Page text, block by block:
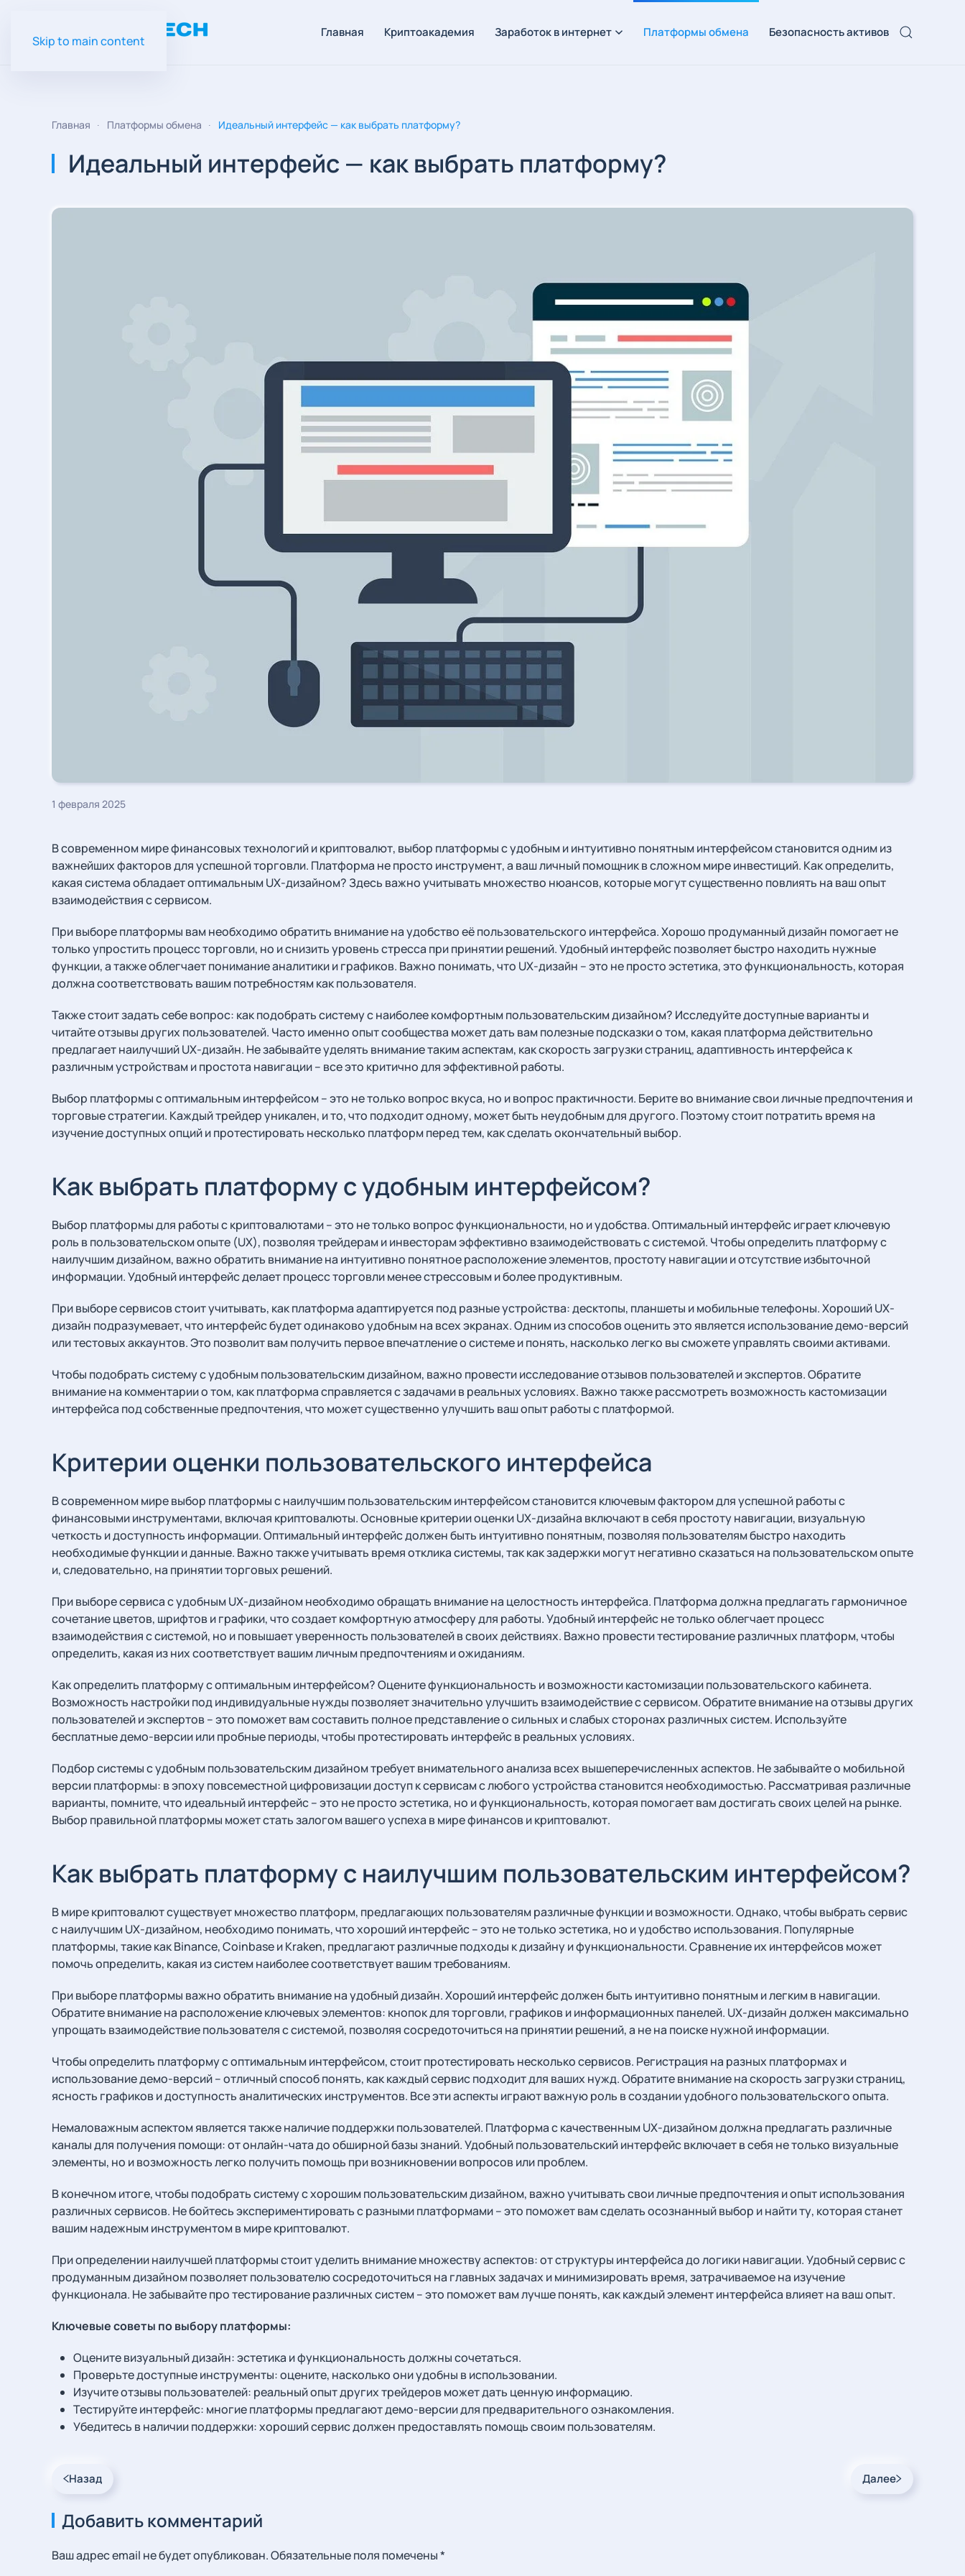
Skip to main content
Главная Криптоакадемия Заработок в интернет Платформы обмена Безопасность активов
Главная Платформы обмена Идеальный интерфейс — как выбрать платформу?
Идеальный интерфейс — как выбрать платформу?
1 февраля 2025
В современном мире финансовых технологий и криптовалют, выбор платформы с удобным и интуитивно понятным интерфейсом становится одним из
важнейших факторов для успешной торговли. Платформа не просто инструмент, а ваш личный помощник в сложном мире инвестиций. Как определить,
какая система обладает оптимальным UX-дизайном? Здесь важно учитывать множество нюансов, которые могут существенно повлиять на ваш опыт
взаимодействия с сервисом.
При выборе платформы вам необходимо обратить внимание на удобство её пользовательского интерфейса. Хорошо продуманный дизайн помогает не
только упростить процесс торговли, но и снизить уровень стресса при принятии решений. Удобный интерфейс позволяет быстро находить нужные
функции, а также облегчает понимание аналитики и графиков. Важно понимать, что UX-дизайн – это не просто эстетика, это функциональность, которая
должна соответствовать вашим потребностям как пользователя.
Также стоит задать себе вопрос: как подобрать систему с наиболее комфортным пользовательским дизайном? Исследуйте доступные варианты и
читайте отзывы других пользователей. Часто именно опыт сообщества может дать вам полезные подсказки о том, какая платформа действительно
предлагает наилучший UX-дизайн. Не забывайте уделять внимание таким аспектам, как скорость загрузки страниц, адаптивность интерфейса к
различным устройствам и простота навигации – все это критично для эффективной работы.
Выбор платформы с оптимальным интерфейсом – это не только вопрос вкуса, но и вопрос практичности. Берите во внимание свои личные предпочтения и
торговые стратегии. Каждый трейдер уникален, и то, что подходит одному, может быть неудобным для другого. Поэтому стоит потратить время на
изучение доступных опций и протестировать несколько платформ перед тем, как сделать окончательный выбор.
Как выбрать платформу с удобным интерфейсом?
Выбор платформы для работы с криптовалютами – это не только вопрос функциональности, но и удобства. Оптимальный интерфейс играет ключевую
роль в пользовательском опыте (UX), позволяя трейдерам и инвесторам эффективно взаимодействовать с системой. Чтобы определить платформу с
наилучшим дизайном, важно обратить внимание на интуитивно понятное расположение элементов, простоту навигации и отсутствие избыточной
информации. Удобный интерфейс делает процесс торговли менее стрессовым и более продуктивным.
При выборе сервисов стоит учитывать, как платформа адаптируется под разные устройства: десктопы, планшеты и мобильные телефоны. Хороший UX-
дизайн подразумевает, что интерфейс будет одинаково удобным на всех экранах. Одним из способов оценить это является использование демо-версий
или тестовых аккаунтов. Это позволит вам получить первое впечатление о системе и понять, насколько легко вы сможете управлять своими активами.
Чтобы подобрать систему с удобным пользовательским дизайном, важно провести исследование отзывов пользователей и экспертов. Обратите
внимание на комментарии о том, как платформа справляется с задачами в реальных условиях. Важно также рассмотреть возможность кастомизации
интерфейса под собственные предпочтения, что может существенно улучшить ваш опыт работы с платформой.
Критерии оценки пользовательского интерфейса
В современном мире выбор платформы с наилучшим пользовательским интерфейсом становится ключевым фактором для успешной работы с
финансовыми инструментами, включая криптовалюты. Основные критерии оценки UX-дизайна включают в себя простоту навигации, визуальную
четкость и доступность информации. Оптимальный интерфейс должен быть интуитивно понятным, позволяя пользователям быстро находить
необходимые функции и данные. Важно также учитывать время отклика системы, так как задержки могут негативно сказаться на пользовательском опыте
и, следовательно, на принятии торговых решений.
При выборе сервиса с удобным UX-дизайном необходимо обращать внимание на целостность интерфейса. Платформа должна предлагать гармоничное
сочетание цветов, шрифтов и графики, что создает комфортную атмосферу для работы. Удобный интерфейс не только облегчает процесс
взаимодействия с системой, но и повышает уверенность пользователей в своих действиях. Важно провести тестирование различных платформ, чтобы
определить, какая из них соответствует вашим личным предпочтениям и ожиданиям.
Как определить платформу с оптимальным интерфейсом? Оцените функциональность и возможности кастомизации пользовательского кабинета.
Возможность настройки под индивидуальные нужды позволяет значительно улучшить взаимодействие с сервисом. Обратите внимание на отзывы других
пользователей и экспертов – это поможет вам составить полное представление о сильных и слабых сторонах различных систем. Используйте
бесплатные демо-версии или пробные периоды, чтобы протестировать интерфейс в реальных условиях.
Подбор системы с удобным пользовательским дизайном требует внимательного анализа всех вышеперечисленных аспектов. Не забывайте о мобильной
версии платформы: в эпоху повсеместной цифровизации доступ к сервисам с любого устройства становится необходимостью. Рассматривая различные
варианты, помните, что идеальный интерфейс – это не просто эстетика, но и функциональность, которая помогает вам достигать своих целей на рынке.
Выбор правильной платформы может стать залогом вашего успеха в мире финансов и криптовалют.
Как выбрать платформу с наилучшим пользовательским интерфейсом?
В мире криптовалют существует множество платформ, предлагающих пользователям различные функции и возможности. Однако, чтобы выбрать сервис
с наилучшим UX-дизайном, необходимо понимать, что хороший интерфейс – это не только эстетика, но и удобство использования. Популярные
платформы, такие как Binance, Coinbase и Kraken, предлагают различные подходы к дизайну и функциональности. Сравнение их интерфейсов может
помочь определить, какая из систем наиболее соответствует вашим требованиям.
При выборе платформы важно обратить внимание на удобный дизайн. Хороший интерфейс должен быть интуитивно понятным и легким в навигации.
Обратите внимание на расположение ключевых элементов: кнопок для торговли, графиков и информационных панелей. UX-дизайн должен максимально
упрощать взаимодействие пользователя с системой, позволяя сосредоточиться на принятии решений, а не на поиске нужной информации.
Чтобы определить платформу с оптимальным интерфейсом, стоит протестировать несколько сервисов. Регистрация на разных платформах и
использование демо-версий – отличный способ понять, как каждый сервис подходит для ваших нужд. Обратите внимание на скорость загрузки страниц,
ясность графиков и доступность аналитических инструментов. Все эти аспекты играют важную роль в создании удобного пользовательского опыта.
Немаловажным аспектом является также наличие поддержки пользователей. Платформа с качественным UX-дизайном должна предлагать различные
каналы для получения помощи: от онлайн-чата до обширной базы знаний. Удобный пользовательский интерфейс включает в себя не только визуальные
элементы, но и возможность легко получить помощь при возникновении вопросов или проблем.
В конечном итоге, чтобы подобрать систему с хорошим пользовательским дизайном, важно учитывать свои личные предпочтения и опыт использования
различных сервисов. Не бойтесь экспериментировать с разными платформами – это поможет вам сделать осознанный выбор и найти ту, которая станет
вашим надежным инструментом в мире криптовалют.
При определении наилучшей платформы стоит уделить внимание множеству аспектов: от структуры интерфейса до логики навигации. Удобный сервис с
продуманным дизайном позволяет пользователю сосредоточиться на главных задачах и минимизировать время, затрачиваемое на изучение
функционала. Не забывайте про тестирование различных систем – это поможет вам лучше понять, как каждый элемент интерфейса влияет на ваш опыт.
Ключевые советы по выбору платформы:
Оцените визуальный дизайн: эстетика и функциональность должны сочетаться.
Проверьте доступные инструменты: оцените, насколько они удобны в использовании.
Изучите отзывы пользователей: реальный опыт других трейдеров может дать ценную информацию.
Тестируйте интерфейс: многие платформы предлагают демо-версии для предварительного ознакомления.
Убедитесь в наличии поддержки: хороший сервис должен предоставлять помощь своим пользователям.
Назад Далее
Добавить комментарий
Ваш адрес email не будет опубликован. Обязательные поля помечены*